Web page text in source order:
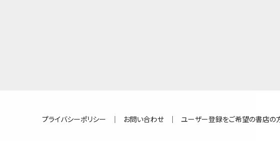
プライバシーポリシー ｜ お問い合わせ ｜ ユーザー登録をご希望の書店の